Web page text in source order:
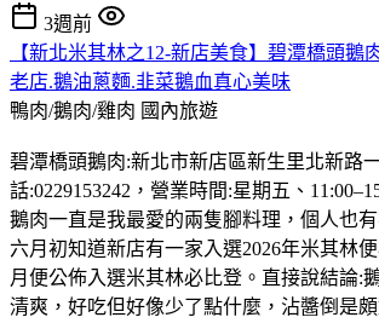
3週前
【新北米其林之12-新店美食】碧潭橋頭鵝
老店.鵝油蔥麵.韭菜鵝血真心美味
鴨肉/鵝肉/雞肉 國內旅遊
碧潭橋頭鵝肉:新北市新店區新生里北新路
話:0229153242，營業時間:星期五、
鵝肉一直是我最愛的兩隻腳料理，個人也
六月初知道新店有一家入選2026年米其林
月便公佈入選米其林必比登。直接說結論:
清爽，好吃但好像少了點什麼，沾醬倒是